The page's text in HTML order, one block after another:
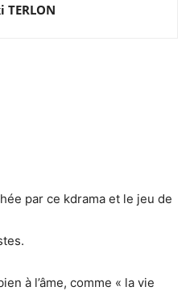
TERLON
par ce kdrama et le jeu de
à l’âme, comme « la vie